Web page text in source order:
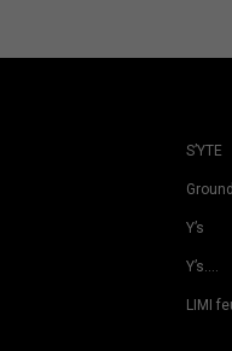
S’YTE
Y’s
Y’s….
LIMI